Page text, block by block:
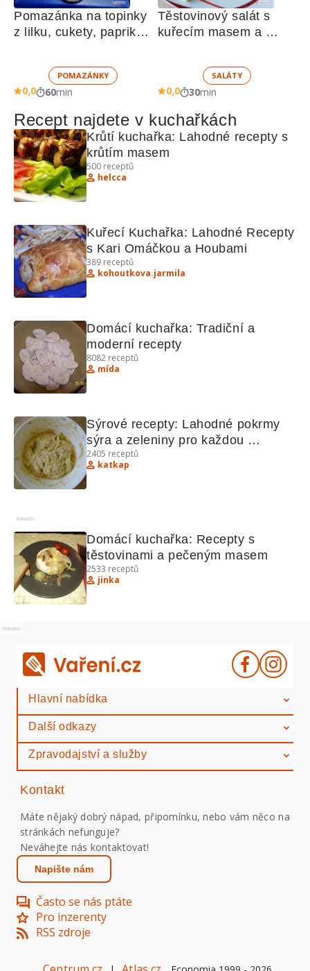
Pomazánka na topinky
z lilku, cukety, paprik,
žampionů
POMAZÁNKY
0,0 60min
Těstovinový salát s
kuřecím masem a
SALÁTY
0,0 30min
Recept najdete v kuchařkách
Krůtí kuchařka: Lahodné recepty s
krůtím masem
500 receptů
helcca
Kuřecí Kuchařka: Lahodné Recepty
s Kari Omáčkou a Houbami
389 receptů
kohoutkova.jarmila
Domácí kuchařka: Tradiční a
moderní recepty
8082 receptů
mída
Sýrové recepty: Lahodné pokrmy
sýra a zeleniny pro každou
příležitost
2405 receptů
katkap
Reklama
Domácí kuchařka: Recepty s
těstovinami a pečeným masem
2533 receptů
jinka
Reklama
Hlavní nabídka
Další odkazy
Zpravodajství a služby
Kontakt
Máte nějaký dobrý nápad, připomínku, nebo vám něco na
stránkách nefunguje?
Neváhejte nás kontaktovat!
Napište nám
Často se nás ptáte
Pro inzerenty
RSS zdroje